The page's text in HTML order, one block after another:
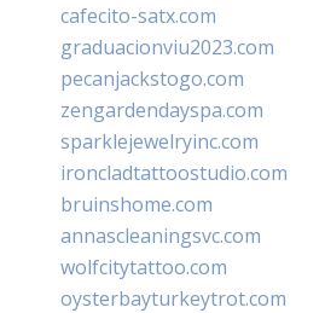
cafecito-satx.com
graduacionviu2023.com
pecanjackstogo.com
zengardendayspa.com
sparklejewelryinc.com
ironcladtattoostudio.com
bruinshome.com
annascleaningsvc.com
wolfcitytattoo.com
oysterbayturkeytrot.com